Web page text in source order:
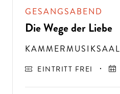
GESANGSABEND
Die Wege der Liebe
KAMMERMUSIKSAAL
EINTRITT FREI